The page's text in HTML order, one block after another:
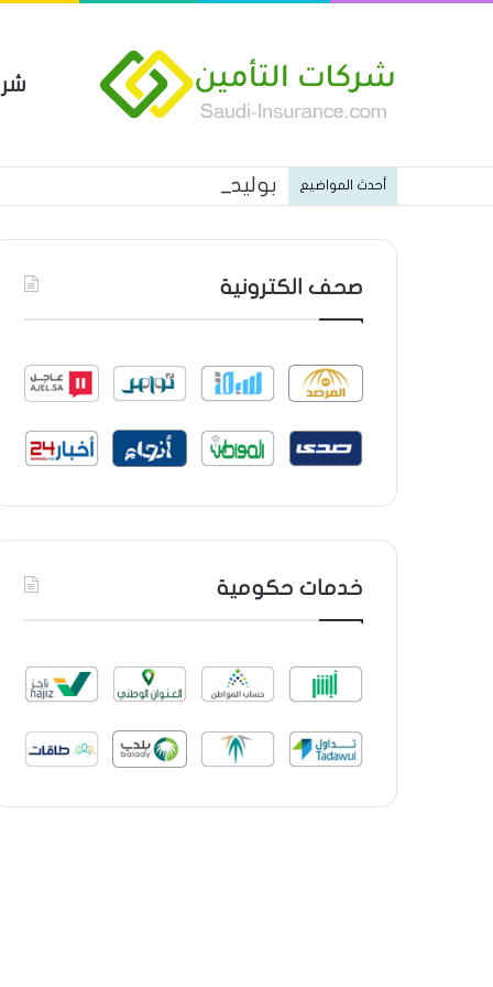
أحدث المواضيع بوليصة التأمين العام من شركة
صحف الكترونية
خدمات حكومية